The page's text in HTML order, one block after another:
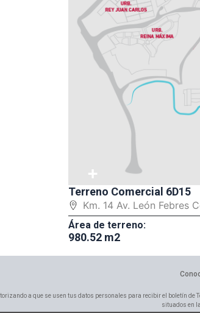
+
Terreno Comercial 6D15
Km. 14 Av. León Febres
Área de terreno:
980.52 m2
a que se usen tus datos personales para recibir el boletín
situados en